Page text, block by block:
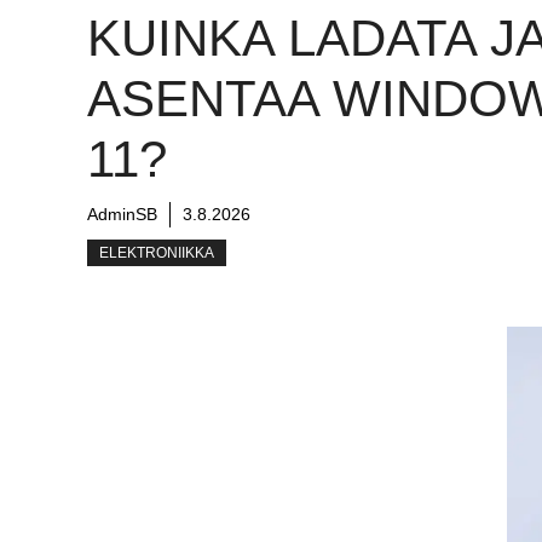
KUINKA LADATA
ASENTAA
11?
AdminSB 3.8.2026
ELEKTRONIIKKA